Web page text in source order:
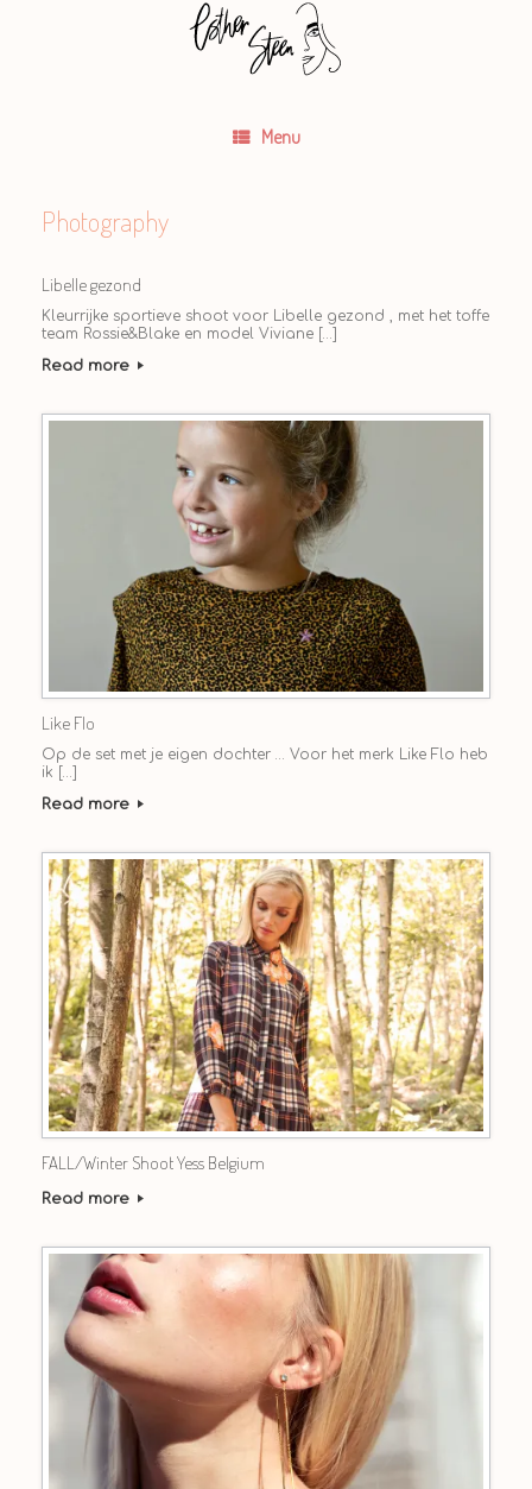
Menu
Photography
Libelle gezond
Kleurrijke sportieve shoot voor Libelle gezond , met het toffe
team Rossie&Blake en model Viviane […]
Read more
Like Flo
Op de set met je eigen dochter … Voor het merk Like Flo heb
ik […]
Read more
FALL/Winter Shoot Yess Belgium
Read more